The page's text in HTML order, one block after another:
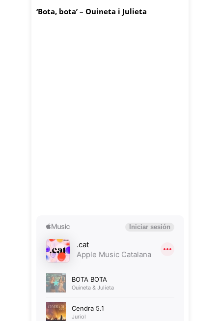
‘Bota, bota’ – Ouineta i Julieta